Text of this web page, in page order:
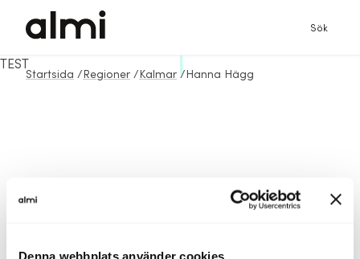
Denna webbplats använder cookies
Sök
Startsida / Regioner / Kalmar / Hanna Hägg
TEST